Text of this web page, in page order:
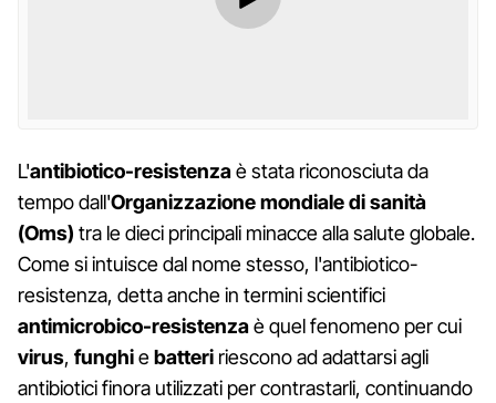
L'antibiotico-resistenzaè stata riconosciuta da
tempo dall'Organizzazione mondiale di sanità
(Oms) tra le dieci principali minacce alla salute globale.
Come si intuisce dal nome stesso, l'antibiotico-
resistenza, detta anche in termini scientifici
antimicrobico-resistenzaè quel fenomeno per cui
virus, funghiebatteri riescono ad adattarsi agli
antibiotici finora utilizzati per contrastarli, continuando